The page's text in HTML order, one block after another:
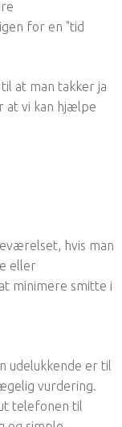
for en "tid
at man takker ja
at vi kan hjælpe
hvis man
eller
minimere smitte i
udelukkende er til
vurdering.
telefonen til